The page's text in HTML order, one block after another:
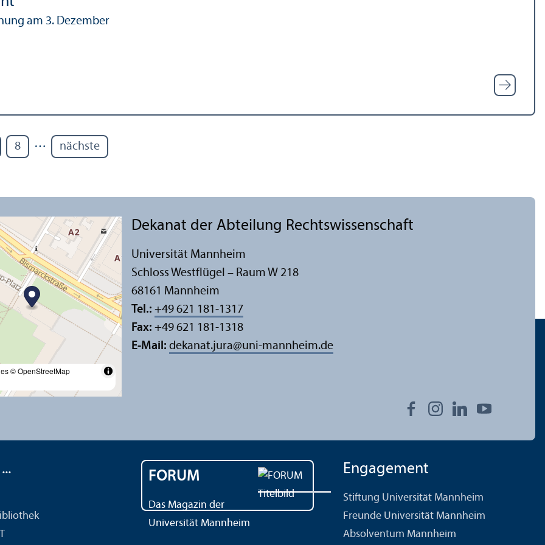
am 3. Dezember
8 … nächste
© OpenStreetMap
Dekanat der Abteilung Rechts­wissenschaft
Universität Mannheim
Schloss Westflügel – Raum W 218
68161 Mannheim
Tel.: +49 621 181-1317
Fax: +49 621 181-1318
E-Mail: dekanat.jura@uni-mannheim.de
FORUM
Das Magazin der
Universität Mannheim
Engagement
Stiftung Universität Mannheim
Freunde Universität Mannheim
Absolventum Mannheim